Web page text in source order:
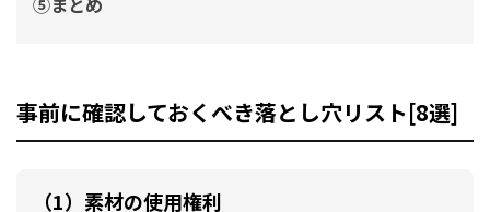
事前に確認しておくべき落とし穴リスト[8選]
（1）素材の使用権利